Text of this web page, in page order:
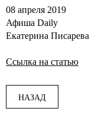
08 апреля 2019
Афиша Daily
Екатерина Писарева
Ссылка на статью
НАЗАД